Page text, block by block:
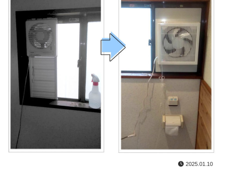
2025.01.10